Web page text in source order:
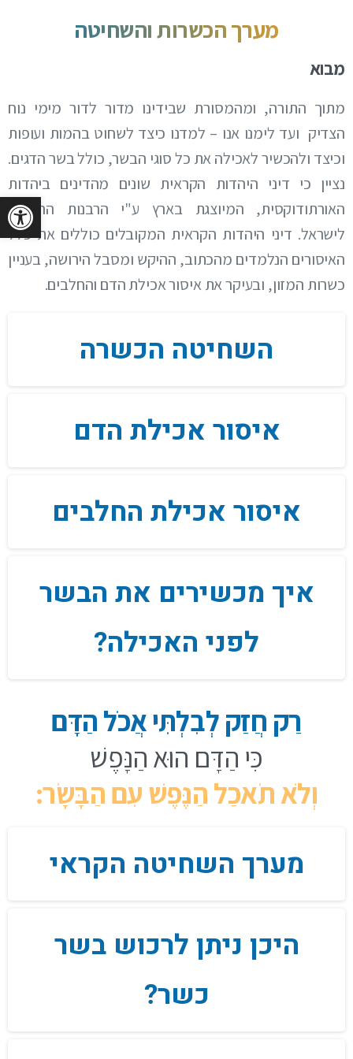
מערךהכשרותוהשחיטה
מבוא
מתוך התורה, ומהמסורת שבידינו מדור לדור מימי נוח
הצדיק ועד לימנו אנו – למדנו כיצד לשחוט בהמות ועופות
וכיצד ולהכשיר לאכילה את כל סוגי הבשר, כולל בשר הדגים.
נציין כי דיני היהדות הקראית שונים מהדינים ביהדות
האורתודוקסית, המיוצגת בארץ ע"י הרבנות הראשית
לישראל. דיני היהדות הקראית המקובלים כוללים את כלל
האיסורים הנלמדים מהכתוב, ההיקש ומסבל הירושה, בעניין
כשרות המזון, ובעיקר את איסור אכילת הדם והחלבים.
השחיטה הכשרה
איסור אכילת הדם
איסור אכילת החלבים
איך מכשירים את הבשר
לפני האכילה?
רַק חֲזַק לְבִלְתִּי אֲכֹל הַדָּם
כִּי הַדָּם הוּא הַנָּפֶשׁ
וְלֹא תֹאכַל הַנֶּפֶשׁ עִם הַבָּשָׂר:
מערך השחיטה הקראי
היכן ניתן לרכוש בשר
כשר?